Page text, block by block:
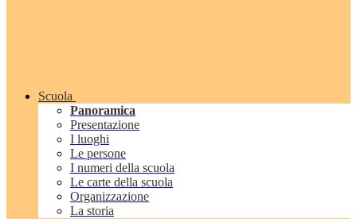
Scuola
Panoramica
Presentazione
I luoghi
Le persone
I numeri della scuola
Le carte della scuola
Organizzazione
La storia